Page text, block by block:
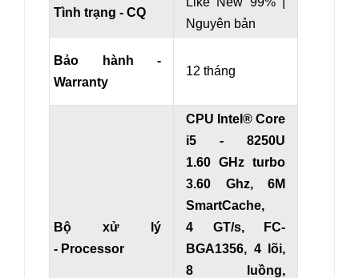
Tình trạng - CQ
Nguyên bản
Bảo hành -
Warranty
12 tháng
Bộ xử lý
- Processor
CPU Intel® Core
i5 - 8250U
1.60 GHz turbo
3.60 Ghz, 6M
SmartCache,
4 GT/s, FC-
BGA1356, 4 lõi,
8 luồng,